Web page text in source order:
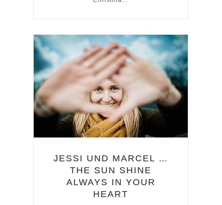
JESSI UND MARCEL …
THE SUN SHINE
ALWAYS IN YOUR
HEART